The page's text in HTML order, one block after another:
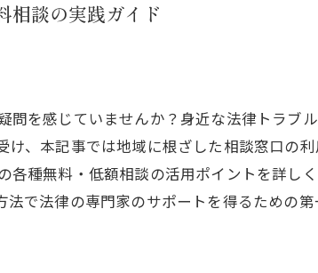
相談の実践ガイド
を感じていませんか？身近な法律トラブ
、本記事では地域に根ざした相談窓口の
種無料・低額相談の活用ポイントを詳し
で法律の専門家のサポートを得るための